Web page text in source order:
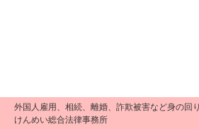
外国人雇用、相続、離婚、詐欺被害など身の回
けんめい総合法律事務所